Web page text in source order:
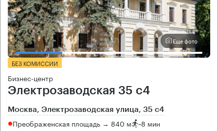
Еще фото
БЕЗ КОМИССИИ
Бизнес-центр
Электрозаводская 35 с4
Москва, Электрозаводская улица, 35 с4
Преображенская площадь → 840 м ~8 мин